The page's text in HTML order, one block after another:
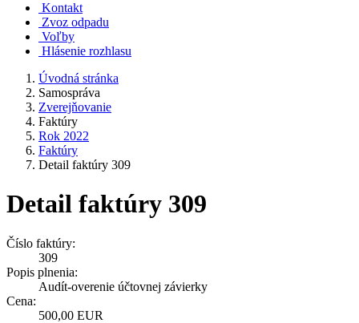
Kontakt
Zvoz odpadu
Voľby
Hlásenie rozhlasu
Úvodná stránka
Samospráva
Zverejňovanie
Faktúry
Rok 2022
Faktúry
Detail faktúry 309
Detail faktúry 309
Číslo faktúry:
309
Popis plnenia:
Audít-overenie účtovnej závierky
Cena:
500,00 EUR